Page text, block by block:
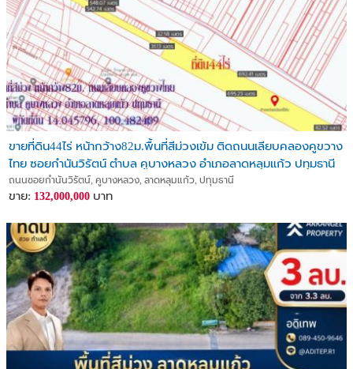
ขายที่ดิน44ไร่ หน้ากว้าง82ม.พื้นที่สีม่วงเข้ม ติดถนนเลียบคลองคูขวาง
ไทย ซอยกำนันวิรัตน์ ตำบล คูบางหลวง อำเภอลาดหลุมแก้ว ปทุมธานี
ถนนซอยกำนันวิรัตน์, คูบางหลวง, ลาดหลุมแก้ว, ปทุมธานี
ขาย: 132,000,000 บาท